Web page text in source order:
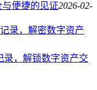
与便捷的见证2026-02-
录，解密数字资产
录，解锁数字资产交